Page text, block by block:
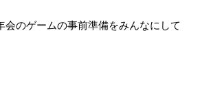
会のゲームの事前準備をみんなにして